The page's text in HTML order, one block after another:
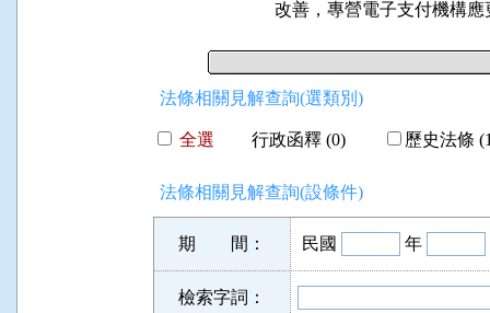
改善，專營電子支付機構
法條相關見解查詢(選類別)
全選 行政函釋 (0) 歷史法條
法條相關見解查詢(設條件)
期 間： 民國 年
檢索字詞：